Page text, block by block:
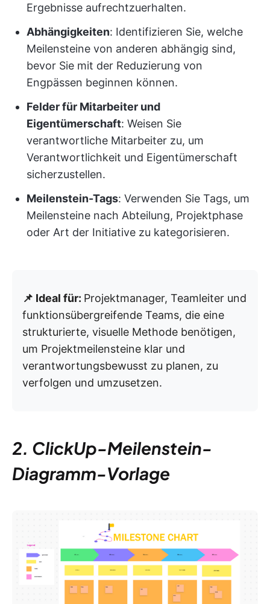
Ergebnisse aufrechtzuerhalten.
Abhängigkeiten: Identifizieren Sie, welche
Meilensteine von anderen abhängig sind,
bevor Sie mit der Reduzierung von
Engpässen beginnen können.
Felder für Mitarbeiter und
Eigentümerschaft: Weisen Sie
verantwortliche Mitarbeiter zu, um
Verantwortlichkeit und Eigentümerschaft
sicherzustellen.
Meilenstein-Tags: Verwenden Sie Tags, um
Meilensteine nach Abteilung, Projektphase
oder Art der Initiative zu kategorisieren.
📌 Ideal für: Projektmanager, Teamleiter und
funktionsübergreifende Teams, die eine
strukturierte, visuelle Methode benötigen,
um Projektmeilensteine klar und
verantwortungsbewusst zu planen, zu
verfolgen und umzusetzen.
2. ClickUp-Meilenstein-
Diagramm-Vorlage